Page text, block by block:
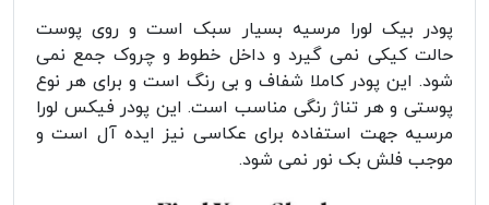
پودر بیک لورا مرسیه بسیار سبک است و روی پوست
حالت کیکی نمی گیرد و داخل خطوط و چروک جمع نمی
شود. این پودر کاملا شفاف و بی رنگ است و برای هر نوع
پوستی و هر تناژ رنگی مناسب است. این پودر فیکس لورا
مرسیه جهت استفاده برای عکاسی نیز ایده آل است و
موجب فلش بک نور نمی شود.